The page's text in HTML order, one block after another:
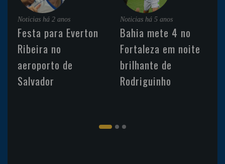
Noticias há 2 anos
Festa para Everton
Ribeira no
aeroporto de
Salvador
Noticias há 5 anos
Bahia mete 4 no
Fortaleza em noite
brilhante de
Rodriguinho